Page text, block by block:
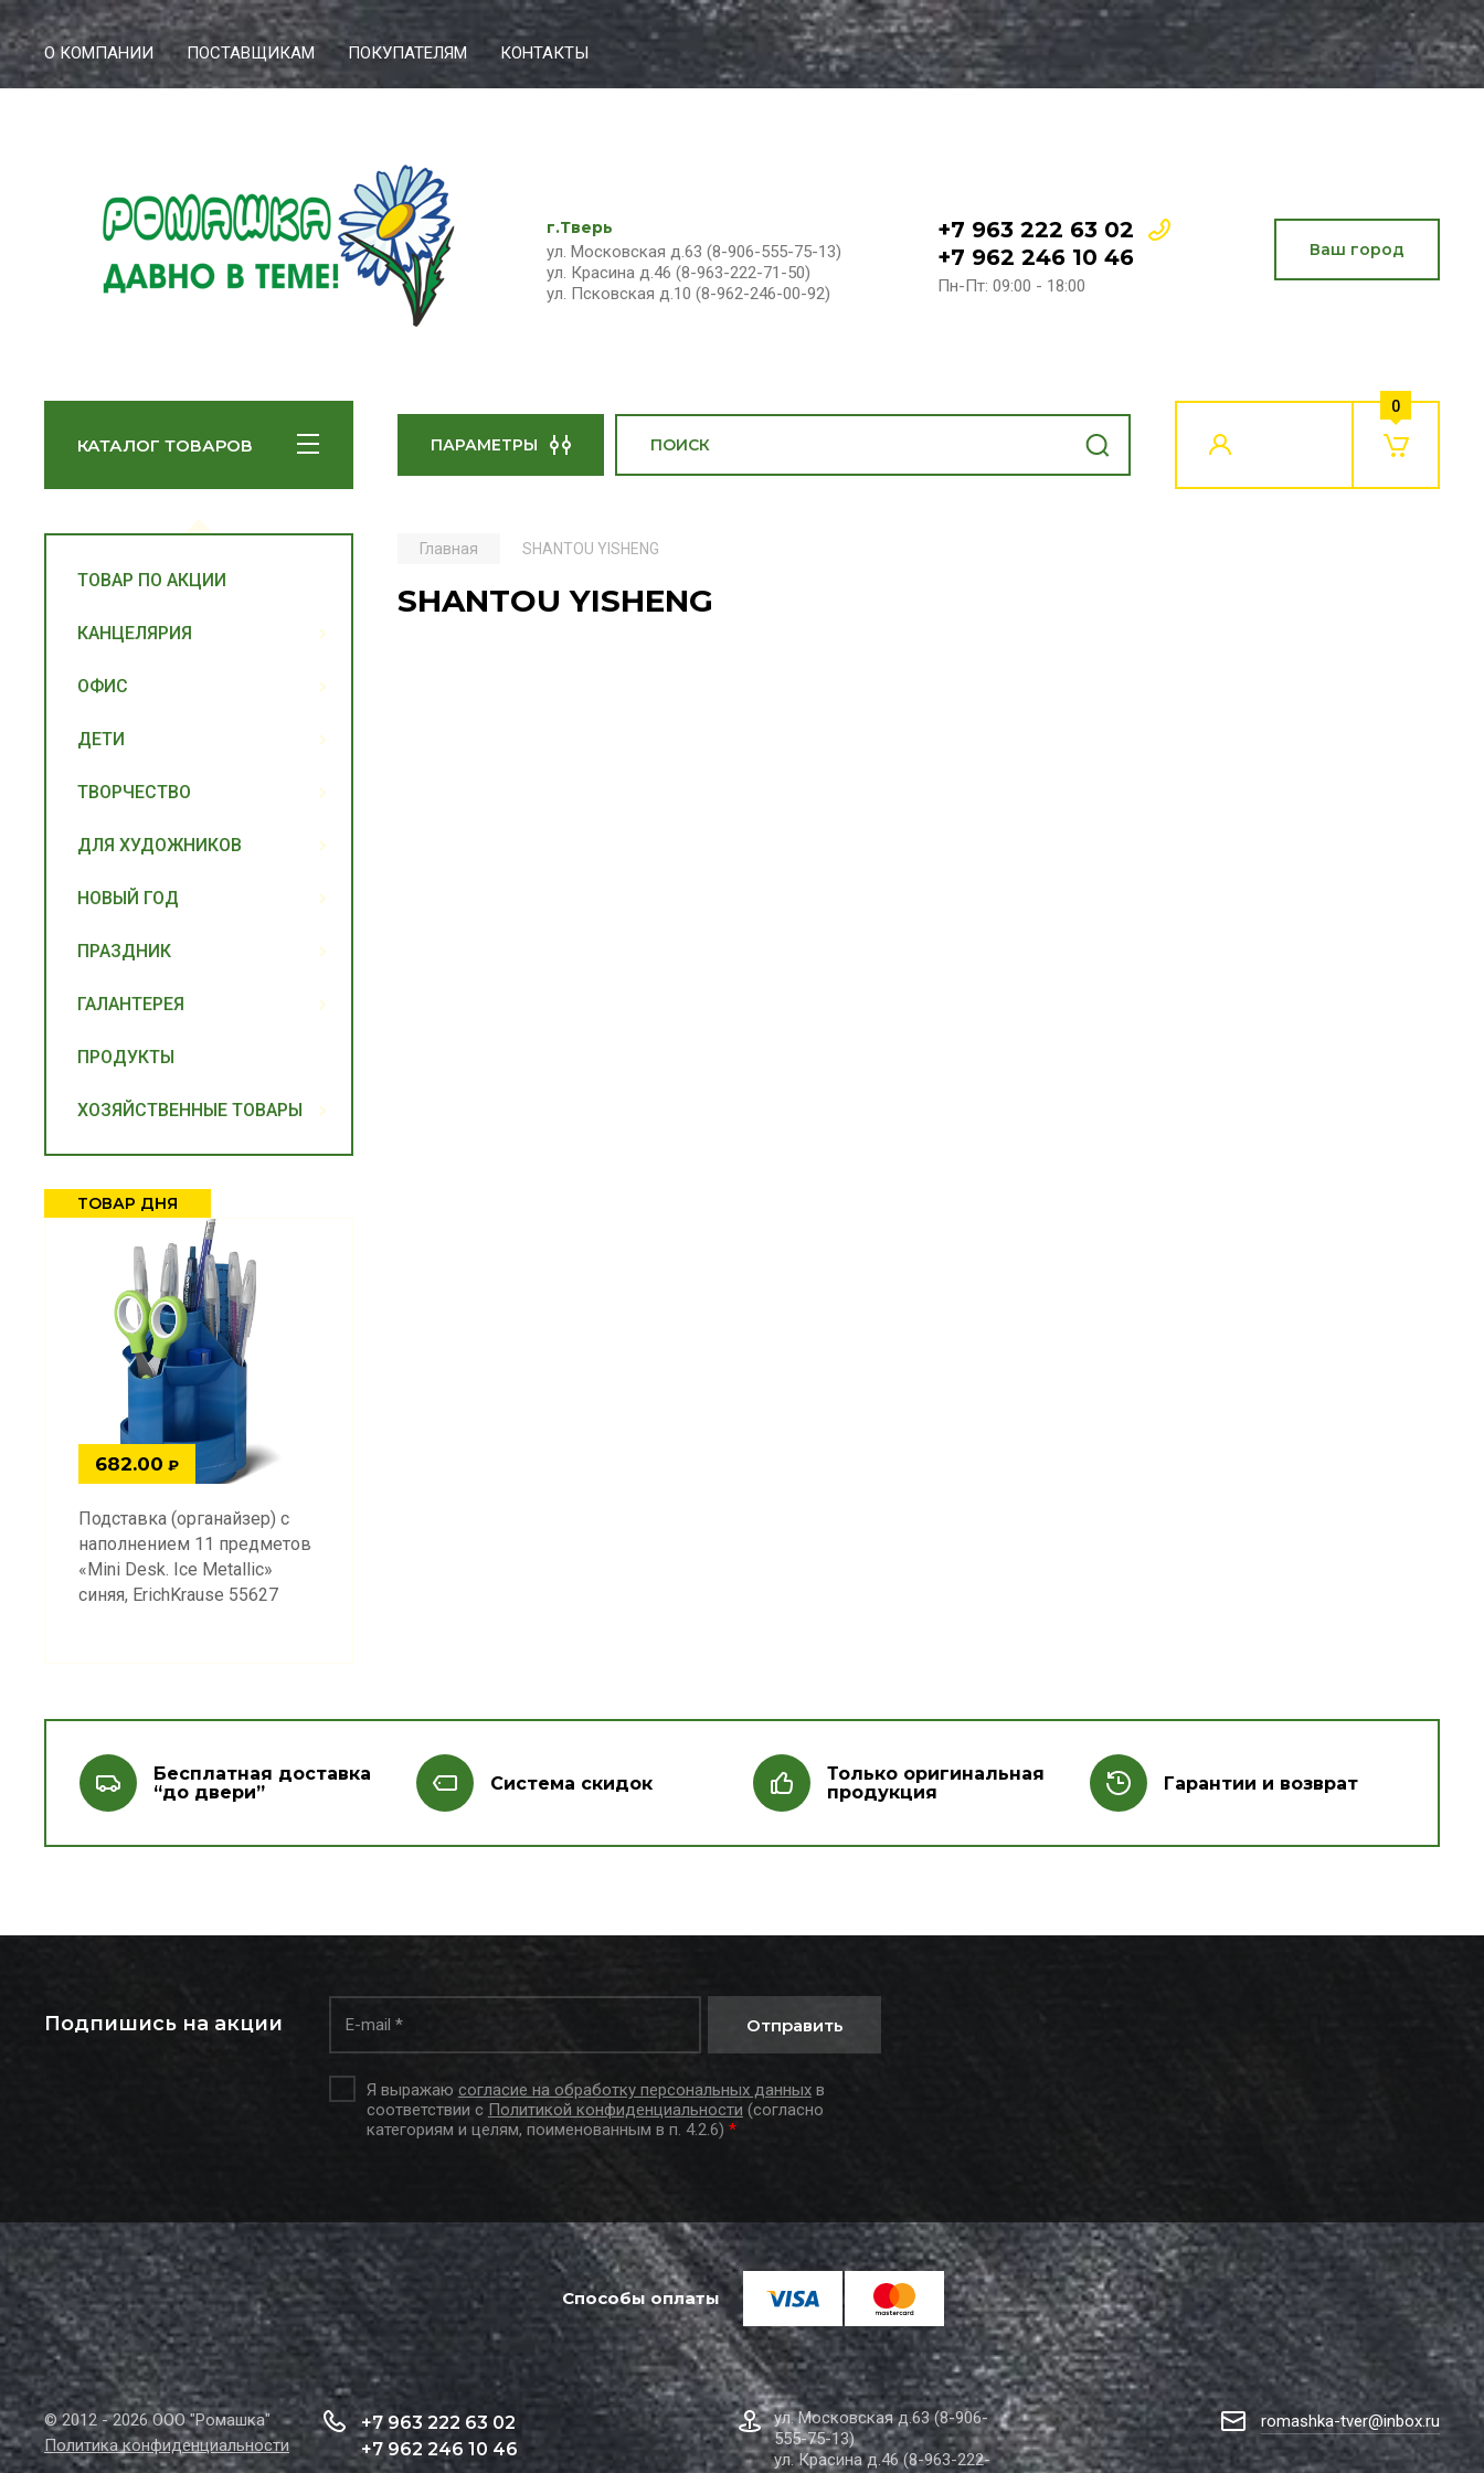
О КОМПАНИИ ПОСТАВЩИКАМ ПОКУПАТЕЛЯМ КОНТАКТЫ
г.Тверь
ул. Московская д.63 (8-906-555-75-13)
ул. Красина д.46 (8-963-222-71-50)
ул. Псковская д.10 (8-962-246-00-92)
+7 963 222 63 02
+7 962 246 10 46
Пн-Пт: 09:00 - 18:00
Ваш город
КАТАЛОГ ТОВАРОВ ПАРАМЕТРЫ
0
ТОВАР ПО АКЦИИ
КАНЦЕЛЯРИЯ
ОФИС
ДЕТИ
ТВОРЧЕСТВО
ДЛЯ ХУДОЖНИКОВ
НОВЫЙ ГОД
ПРАЗДНИК
ГАЛАНТЕРЕЯ
ПРОДУКТЫ
ХОЗЯЙСТВЕННЫЕ ТОВАРЫ
ТОВАР ДНЯ
682.00 ₽
Подставка (органайзер) с
наполнением 11 предметов
«Mini Desk. Ice Metallic»
синяя, ErichKrause 55627
Главная SHANTOU YISHENG
SHANTOU YISHENG
Бесплатная доставка
“до двери”
Система скидок
Только оригинальная
продукция
Гарантии и возврат
Подпишись на акции
Я выражаю согласие на обработку персональных данныхв
соответствии с Политикой конфиденциальности (согласно
категориям и целям, поименованным в п. 4.2.6) *
Отправить
Способы оплаты
© 2012 - 2026 ООО "Ромашка"
Политика конфиденциальности
+7 963 222 63 02
+7 962 246 10 46
ул. Московская д.63 (8-906-
555-75-13)
ул. Красина д.46 (8-963-222-
romashka-tver@inbox.ru